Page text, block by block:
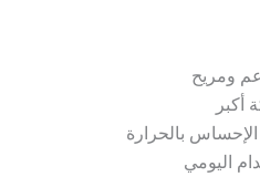
ومريح
أكبر
بالحرارة
اليومي